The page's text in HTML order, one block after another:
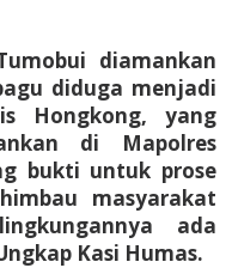
diamankan
diduga menjadi
Hongkong, yang
di Mapolres
bukti untuk prose
masyarakat
ada
Kasi Humas.